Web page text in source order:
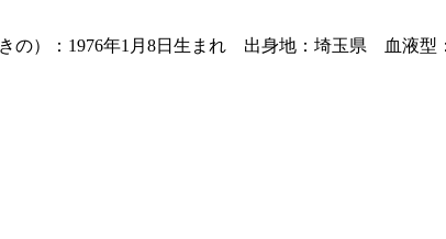
の）：1976年1月8日生まれ 出身地：埼玉県 血液型